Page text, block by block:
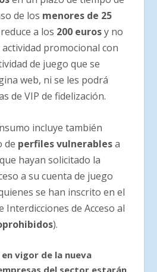
de los menores de 25
a los 200 eurosy no
promocional con
de juego que se
web, ni se les podrá
de VIP de fidelización.
incluye también
de perfiles vulnerablesa
hayan solicitado la
a su cuenta de juego
se han inscrito en el
Interdicciones de Acceso al
).
vigor de la nueva